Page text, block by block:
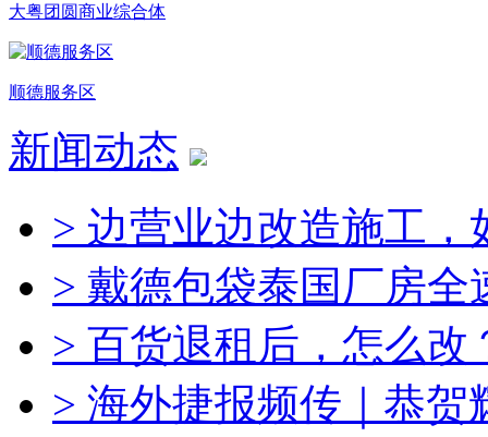
大粤团圆商业综合体
顺德服务区
新闻动态
> 边营业边改造施工，
> 戴德包袋泰国厂房全
> 百货退租后，怎么改
> 海外捷报频传｜恭贺